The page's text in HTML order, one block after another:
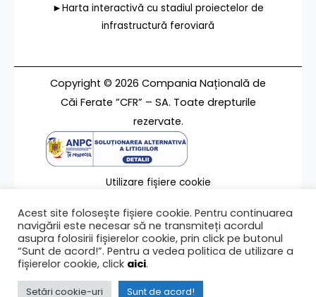
►Harta interactivă cu stadiul proiectelor de
infrastructură feroviară
Copyright © 2026 Compania Națională de
Căi Ferate ”CFR” – SA. Toate drepturile
rezervate.
Utilizare fișiere cookie
Contact
Ultima modificare a paginii 09/07/2025
Acest site folosește fișiere cookie. Pentru continuarea
navigării este necesar să ne transmiteți acordul
asupra folosirii fișierelor cookie, prin click pe butonul
“Sunt de acord!”. Pentru a vedea politica de utilizare a
fișierelor cookie, click aici.
Setări cookie-uri Sunt de acord!